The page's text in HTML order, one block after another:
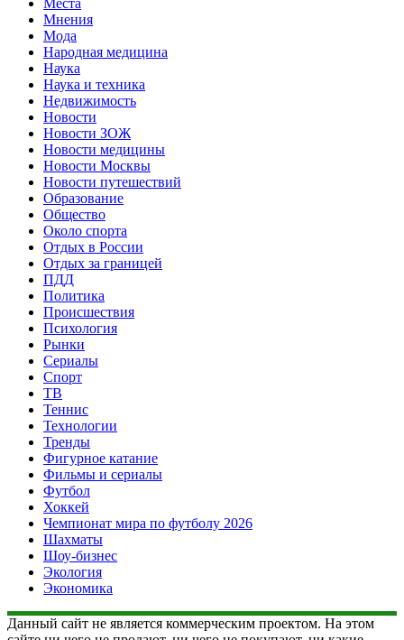
Мнения
Мода
Народная медицина
Наука
Наука и техника
Недвижимость
Новости
Новости ЗОЖ
Новости медицины
Новости Москвы
Новости путешествий
Образование
Общество
Около спорта
Отдых в России
Отдых за границей
ПДД
Политика
Происшествия
Психология
Рынки
Сериалы
Спорт
ТВ
Теннис
Технологии
Тренды
Фигурное катание
Фильмы и сериалы
Футбол
Хоккей
Чемпионат мира по футболу 2026
Шахматы
Шоу-бизнес
Экология
Экономика
Данный сайт не является коммерческим проектом. На этом